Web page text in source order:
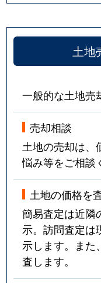
土地
一般的な土地売
売却相談
土地の売却は、
悩み等をご相談
土地の価格を
簡易査定は近隣
示。訪問査定は
示します。また
査します。